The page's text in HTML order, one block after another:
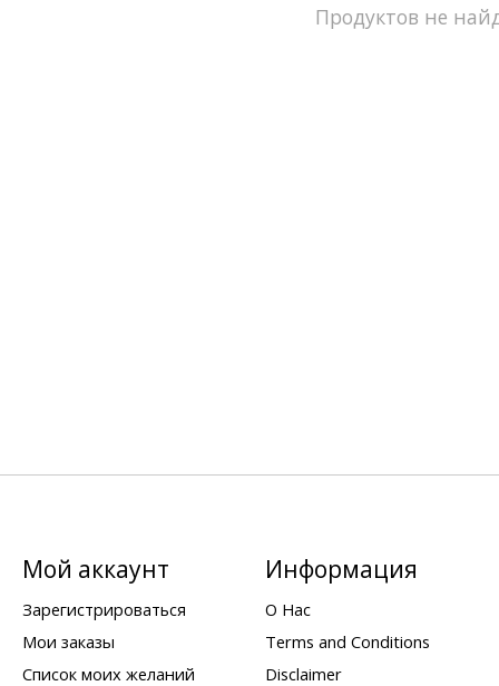
Продуктов не
Мой аккаунт
Зарегистрироваться
Мои заказы
Список моих желаний
Информация
О Нас
Terms and Conditions
Disclaimer